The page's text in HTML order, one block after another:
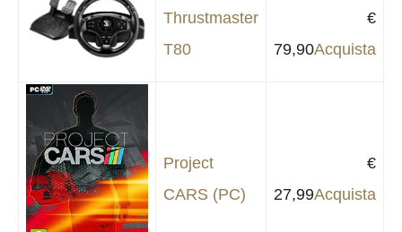
Thrustmaster
T80
€
79,90Acquista
Project
CARS (PC)
€
27,99Acquista